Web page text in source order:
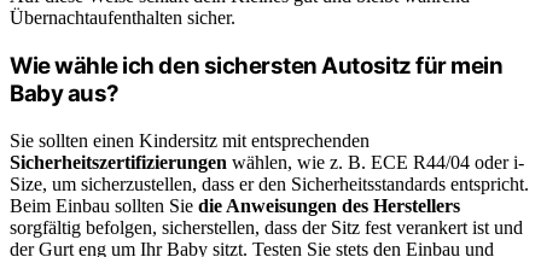
Übernachtaufenthalten sicher.
Wie wähle ich den sichersten Autositz für mein
Baby aus?
Sie sollten einen Kindersitz mit entsprechenden
Sicherheitszertifizierungen wählen, wie z. B. ECE R44/04 oder i-
Size, um sicherzustellen, dass er den Sicherheitsstandards entspricht.
Beim Einbau sollten Sie die Anweisungen des Herstellers
sorgfältig befolgen, sicherstellen, dass der Sitz fest verankert ist und
der Gurt eng um Ihr Baby sitzt. Testen Sie stets den Einbau und